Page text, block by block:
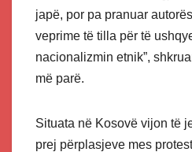
japë, por pa pranuar
veprime të tilla për të
nacionalizmin etnik”,
më parë.
Situata në Kosovë vijon të
prej përplasjeve mes